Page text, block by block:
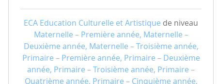
ECA Education Culturelle et Artistique de niveau
Maternelle – Première année, Maternelle –
Deuxième année, Maternelle – Troisième année,
Primaire – Première année, Primaire – Deuxième
année, Primaire – Troisième année, Primaire –
Quatrième année, Primaire – Cinquième année,